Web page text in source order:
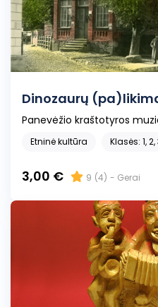
Dinozaurų
Panevėžio kraštotyros
Etninė kultūra Klasės: 1, 2,
3,00 € 9 (4) - Gerai